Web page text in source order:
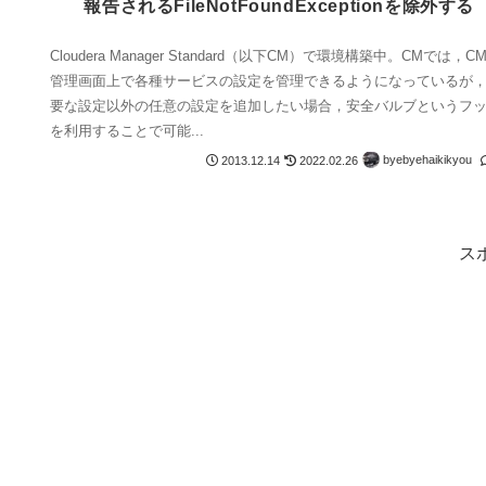
報告されるFileNotFoundExceptionを除外する
Cloudera Manager Standard（以下CM）で環境構築中。CMでは，
管理画面上で各種サービスの設定を管理できるようになっているが
要な設定以外の任意の設定を追加したい場合，安全バルブというフ
を利用することで可能...
2013.12.14 2022.02.26 byebyehaikikyou
ス